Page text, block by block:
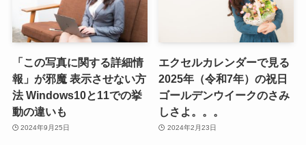
「この写真に関する詳細情
報」が邪魔 表示させない方
法 Windows10と11での挙
動の違いも
2024年9月25日
エクセルカレンダーで見る
2025年（令和7年）の祝日
ゴールデンウイークのさみ
しさよ。。。
2024年2月23日